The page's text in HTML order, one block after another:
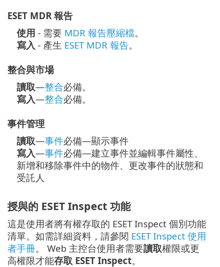
ESET MDR 報告
使用 - 需要 MDR 報告壓縮檔。
寫入 - 產生 ESET MDR 報告。
整合與市場
讀取—整合必備。
寫入—整合必備。
事件管理
讀取—事件必備—顯示事件
寫入—事件必備—建立事件並編輯事件屬性、
新增和移除事件中的物件、更改事件的狀態和
受託人
授與的 ESET Inspect 功能
這是使用者將有權存取的 ESET Inspect 個別功能
清單。如需詳細資料，請參閱 ESET Inspect 使用
者手冊。 Web 主控台使用者需要讀取權限或更
高權限才能存取 ESET Inspect。